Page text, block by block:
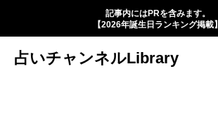
記事内にはPRを含みます。
【2026年誕生日ランキング掲載】
占いチャンネルLibrary